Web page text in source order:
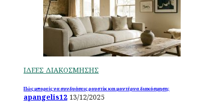
ΙΔΕΕΣ ΔΙΑΚΟΣΜΗΣΗΣ
Πώς μπορείς να συνδυάσεις ρουστίκ και μοντέρνα διακόσμηση;
apangelis12 13/12/2025